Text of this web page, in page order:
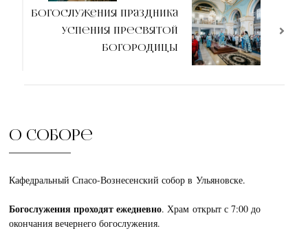
Богослужения праздника
Успения пресвятой
Богородицы
О соборе
Кафедральный Спасо-Вознесенский собор в Ульяновске.
Богослужения проходят ежедневно. Храм открыт с 7:00 до
окончания вечернего богослужения.